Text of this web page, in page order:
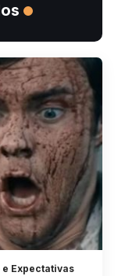
Expectativas